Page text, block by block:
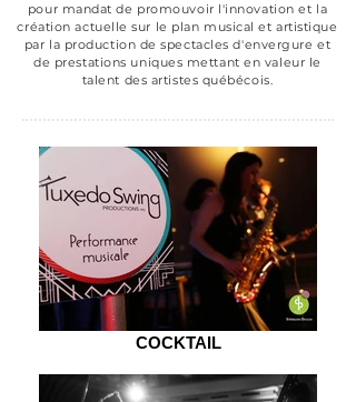
pour mandat de promouvoir l'innovation et la
création actuelle sur le plan musical etartistique
par la production despectacles d'envergure et
de prestations uniques mettant en valeur le
talent des artistes québécois.
COCKTAIL